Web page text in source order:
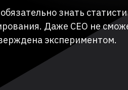
знать
Даже CEO не
экспериментом.